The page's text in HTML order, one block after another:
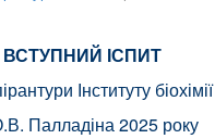
ВСТУПНИЙ ІСПИТ
Інституту біохімії
Палладіна 2025 року